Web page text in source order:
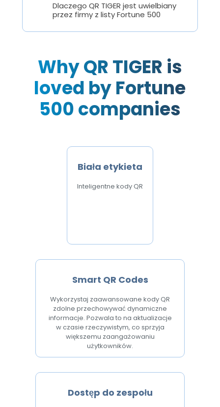
Dlaczego QR TIGER jest uwielbiany
przez firmy z listy Fortune 500
Why QR TIGER is
loved by Fortune
500 companies
Biała etykieta
Inteligentne kody QR
Smart QR Codes
Wykorzystaj zaawansowane kody QR
zdolne przechowywać dynamiczne
informacje. Pozwala to na aktualizacje
w czasie rzeczywistym, co sprzyja
większemu zaangażowaniu
użytkowników.
Dostęp do zespołu